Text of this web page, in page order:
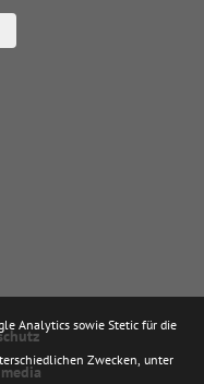
Analytics sowie Stetic für die
Zwecken, unter